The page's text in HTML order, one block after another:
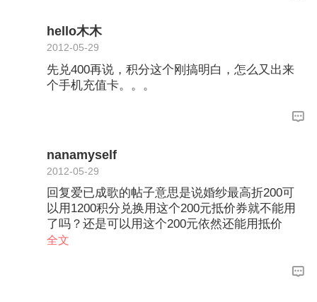
hello木木
2012-05-29
先兑400再说，积分这个刚搞明白，怎么又出来
个手机充值卡。。。
nanamyself
2012-05-29
回复爱已成歌的帖子意思是说婚纱最高折200可
以用1200积分兑换用这个200元抵价券就不能用
了吗？还是可以用这个200元依然还能用抵价
券。一共抵价350元？
全文